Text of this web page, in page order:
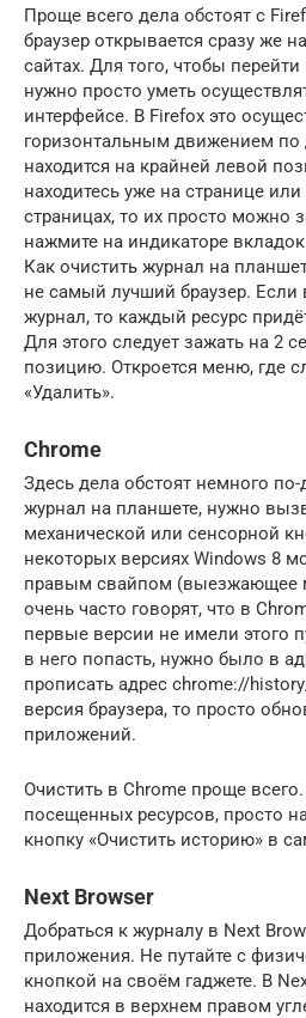
Проще всего дела обстоят с
браузер открывается сразу же
сайтах. Для того, чтобы
нужно просто уметь
интерфейсе. В Firefox это
горизонтальным движением по
находится на крайней левой
находитесь уже на странице
страницах, то их просто можно
нажмите на индикаторе
Как очистить журнал на
не самый лучший браузер. Если
журнал, то каждый ресурс
Для этого следует зажать на 2
позицию. Откроется меню, где
«Удалить».
Chrome
Здесь дела обстоят немного
журнал на планшете, нужно
механической или сенсорной
некоторых версиях Windows 8
правым свайпом (выезжающее
очень часто говорят, что в
первые версии не имели этого
в него попасть, нужно было в
прописать адрес chrome://
версия браузера, то просто
приложений.
Очистить в Chrome проще
посещенных ресурсов, просто
кнопку «Очистить историю» в
Next Browser
Добраться к журналу в Next
приложения. Не путайте с
кнопкой на своём гаджете. В
находится в верхнем правом